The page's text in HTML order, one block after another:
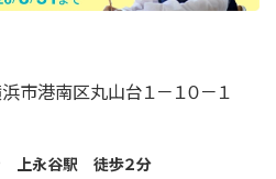
市港南区丸山台１－１０－１
上永谷駅　徒歩２分